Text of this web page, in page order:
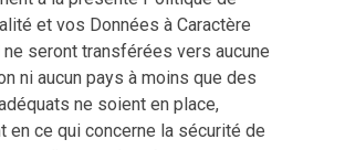
et vos Données à Caractère
seront transférées vers aucune
ni aucun pays à moins que des
ne soient en place,
en ce qui concerne la sécurité de